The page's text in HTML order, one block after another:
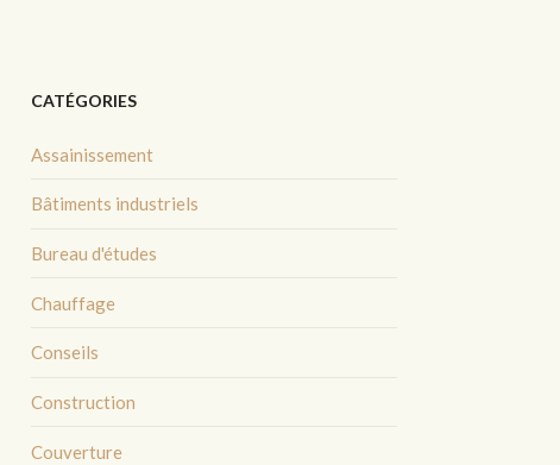
CATÉGORIES
Assainissement
Bâtiments industriels
Bureau d'études
Chauffage
Conseils
Construction
Couverture